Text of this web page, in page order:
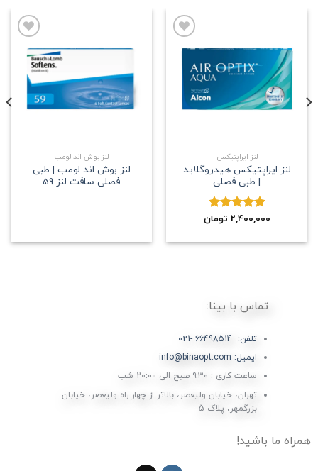
مندی
لنز ایراپتیکس
لنز ایراپتیکس هیدروگلاید
| طبی فصلی
نمره5.002,400,000 تومان
علاقه
مندی
لنز بوش اند لومب
لنز بوش اند لومب | طبی
فصلی سافت لنز 59
تماس با بینا:
تلفن: 66498514 -021
ایمیل: info@binaopt.com
ساعت کاری : ۹:۳۰ صبح الی 20:00 شب
تهران، خیابان ولیعصر، بالاتر از چهار راه ولیعصر، خیابان
بزرگمهر، پلاک 5
همراه ما باشید!